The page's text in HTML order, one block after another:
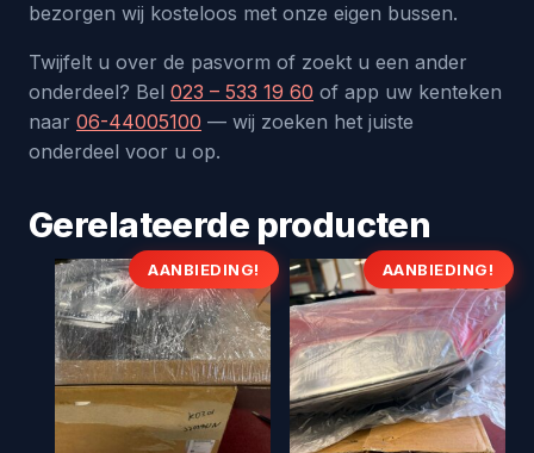
bezorgen wij kosteloos met onze eigen bussen.
Twijfelt u over de pasvorm of zoekt u een ander
onderdeel? Bel 023 – 533 19 60 of app uw kenteken
naar 06-44005100 — wij zoeken het juiste
onderdeel voor u op.
Gerelateerde producten
AANBIEDING! AANBIEDING!